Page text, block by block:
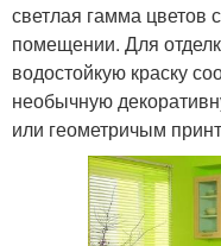
светлая гамма цветов
помещении. Для
водостойкую краску
необычную
или геометричым